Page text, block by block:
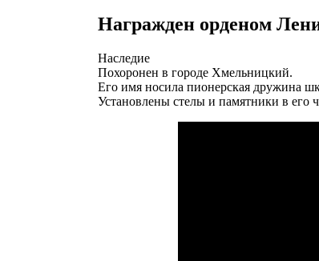
Награжден орденом
Наследие
Похоронен в городе Хмельницкий.
Его имя носила пионерская дружина
Установлены стелы и памятники в его